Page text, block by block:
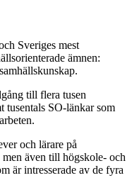
Sveriges mest
ämnen:
till flera tusen
tusentals SO-länkar som
och lärare på
även till högskole- och
är intresserade av de fyra